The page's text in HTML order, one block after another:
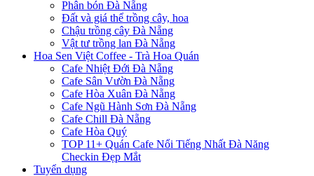
Phân bón Đà Nẵng
Đất và giá thể trồng cây, hoa
Chậu trồng cây Đà Nẵng
Vật tư trồng lan Đà Nẵng
Hoa Sen Việt Coffee - Trà Hoa Quán
Cafe Nhiệt Đới Đà Nẵng
Cafe Sân Vườn Đà Nẵng
Cafe Hòa Xuân Đà Nẵng
Cafe Ngũ Hành Sơn Đà Nẵng
Cafe Chill Đà Nẵng
Cafe Hòa Quý
TOP 11+ Quán Cafe Nổi Tiếng Nhất Đà Năng
Checkin Đẹp Mắt
Tuyển dụng